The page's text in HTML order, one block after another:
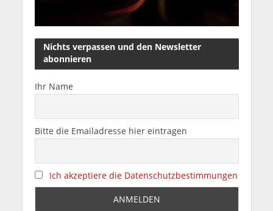
Nichts verpassen und den Newsletter
abonnieren
Ihr Name
Bitte die Emailadresse hier eintragen
Ich akzeptiere die Datenschutzbestimmungen